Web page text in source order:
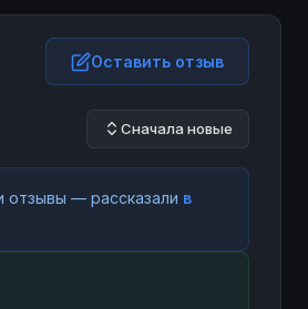
Оставить отзыв
Сначала новые
отзывы — рассказали в